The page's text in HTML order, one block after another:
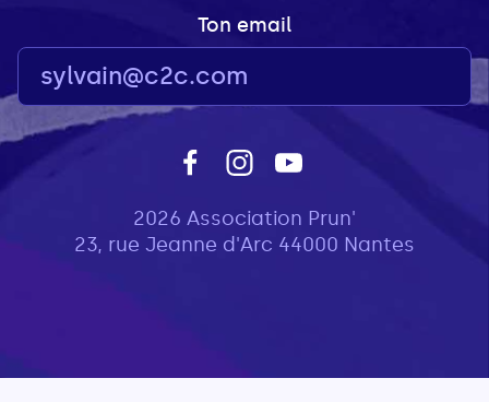
Ton email
2026 Association Prun'
23, rue Jeanne d'Arc 44000 Nantes